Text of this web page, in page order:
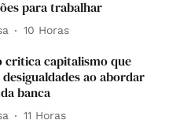
para trabalhar
10 Horas
critica capitalismo que
desigualdades ao abordar
banca
11 Horas